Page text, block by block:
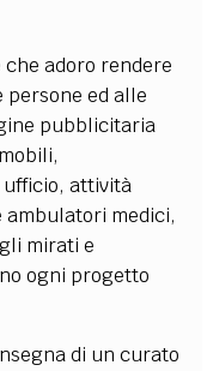
adoro rendere
persone ed alle
pubblicitaria
ufficio, attività
medici,
mirati e
ogni progetto
di un curato